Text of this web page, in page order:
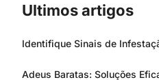
Ultimos artigos
Identifique Sinais de
Adeus Baratas: Soluções